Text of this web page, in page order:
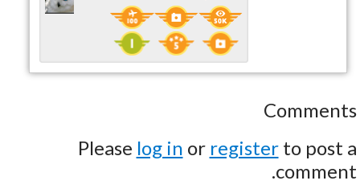
Comments
Please log in or registerto post a
comment.